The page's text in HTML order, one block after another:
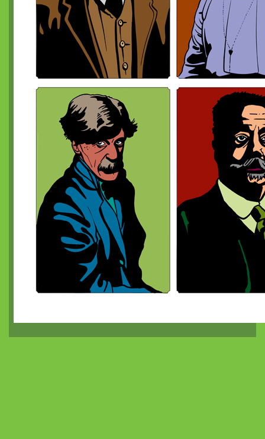
La Gazette d'Argosia, numéro 2
Le Tarot d'Argosia
La Gazette d'Argosia, numéro 3
Hexographie facile
La Gazette d'Argosia, numéro 4
Gazettes d'Argosia 5 et de l'Arbrachat 1
La Gazette de l'Arbrachat, numéro 2
Mirabilia - La fille qui courait sur les frontières
La Gazette d'Argosia, numéro 6
La Gazette d'Argosia, numéro 7
La Gazette de l'Arbrachat, numéro 3
La Gazette de l'Arbrachat, numéro 4